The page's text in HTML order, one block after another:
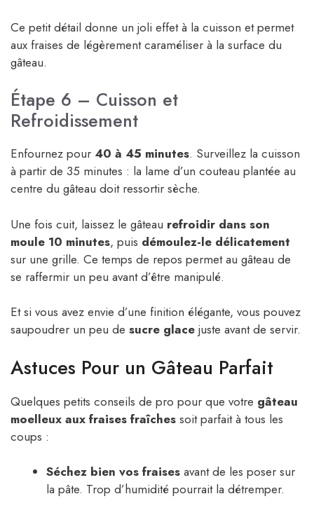
Ce petit détail donne un joli effet à la cuisson et permet
aux fraises de légèrement caraméliser à la surface du
gâteau.
Étape 6 – Cuisson et
Refroidissement
Enfournez pour 40 à 45 minutes. Surveillez la cuisson
à partir de 35 minutes : la lame d’un couteau plantée au
centre du gâteau doit ressortir sèche.
Une fois cuit, laissez le gâteau refroidir dans son
moule 10 minutes, puis démoulez-le délicatement
sur une grille. Ce temps de repos permet au gâteau de
se raffermir un peu avant d’être manipulé.
Et si vous avez envie d’une finition élégante, vous pouvez
saupoudrer un peu de sucre glace juste avant de servir.
Astuces Pour un Gâteau Parfait
Quelques petits conseils de pro pour que votre gâteau
moelleux aux fraises fraîches soit parfait à tous les
coups :
Séchez bien vos fraises avant de les poser sur
la pâte. Trop d’humidité pourrait la détremper.